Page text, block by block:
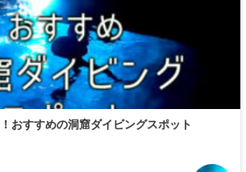
おすすめの洞窟ダイビングスポット